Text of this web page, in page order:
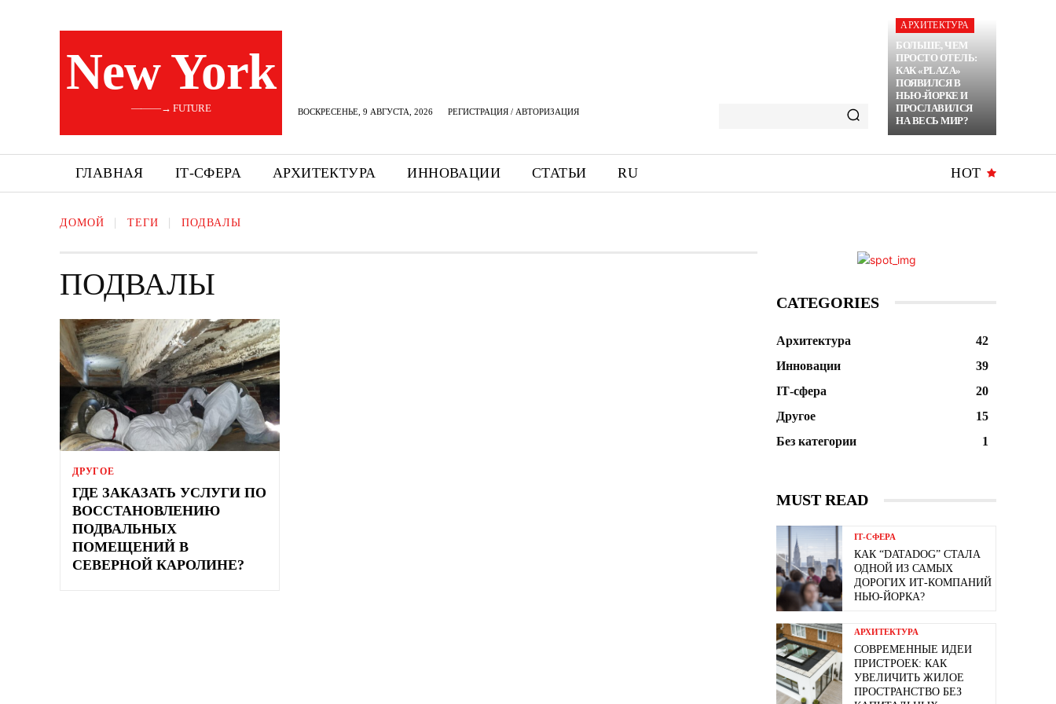
New York
———→ FUTURE ВОСКРЕСЕНЬЕ, 9 АВГУСТА, 2026 РЕГИСТРАЦИЯ / АВТОРИЗАЦИЯ
АРХИТЕКТУРА
БОЛЬШЕ, ЧЕМ
ПРОСТО ОТЕЛЬ:
КАК «PLAZA»
ПОЯВИЛСЯ В
НЬЮ-ЙОРКЕ И
ПРОСЛАВИЛСЯ
НА ВЕСЬ МИР?
ГЛАВНАЯ ІТ-СФЕРА АРХИТЕКТУРА ИННОВАЦИИ СТАТЬИ RU HOT
ДОМОЙ ТЕГИ ПОДВАЛЫ
ПОДВАЛЫ
ДРУГОЕ
ГДЕ ЗАКАЗАТЬ УСЛУГИ ПО
ВОССТАНОВЛЕНИЮ
ПОДВАЛЬНЫХ
ПОМЕЩЕНИЙ В
СЕВЕРНОЙ КАРОЛИНЕ?
CATEGORIES
Архитектура
42
Инновации
39
ІТ-сфера
20
Другое
15
Без категории
1
MUST READ
ІТ-СФЕРА
КАК “DATADOG” СТАЛА
ОДНОЙ ИЗ САМЫХ
ДОРОГИХ ИТ-КОМПАНИЙ
НЬЮ-ЙОРКА?
АРХИТЕКТУРА
СОВРЕМЕННЫЕ ИДЕИ
ПРИСТРОЕК: КАК
УВЕЛИЧИТЬ ЖИЛОЕ
ПРОСТРАНСТВО БЕЗ